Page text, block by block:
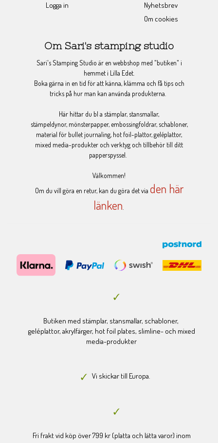
Logga in
Nyhetsbrev
Om cookies
Om Sari's stamping studio
Sari's Stamping Studio är en webbshop med "butiken" i
hemmet i Lilla Edet.
Boka gärna in en tid för att känna, klämma och få tips och
tricks på hur man kan använda produkterna.
Här hittar du bl a stämplar, stansmallar,
stämpeldynor, mönsterpapper, embossingfoldrar, schabloner,
material för bullet journaling, hot foil-plattor, geléplattor,
mixed media-produkter och verktyg och tillbehör till ditt
papperspyssel.
Välkommen!
Om du vill göra en retur, kan du göra det via den här
länken
Butiken med stämplar, stansmallar, schabloner,
geléplattor, akrylfärger, hot foil plates, slimline- och mixed
media-produkter
Vi skickar till Europa.
Fri frakt vid köp över 799 kr (platta och lätta varor) inom